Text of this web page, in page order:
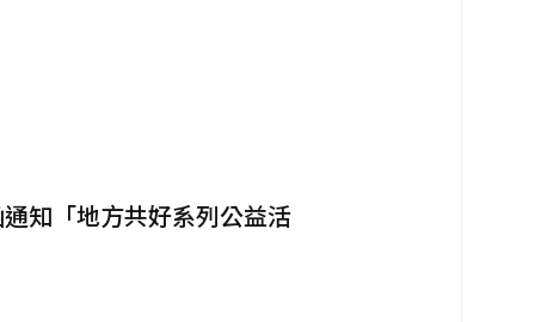
知「地方共好系列公益活